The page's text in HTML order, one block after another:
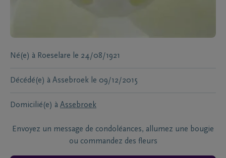
Né(e) à Roeselare le 24/08/1921
Décédé(e) à Assebroek le 09/12/2015
Domicilié(e) à Assebroek
Envoyez un message de condoléances, allumez une bougie
ou commandez des fleurs